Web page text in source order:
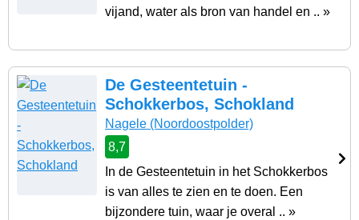
vijand, water als bron van handel en .. »
De Gesteentetuin -
Schokkerbos, Schokland
Nagele (Noordoostpolder)
8,7
In de Gesteentetuin in het Schokkerbos
is van alles te zien en te doen. Een
bijzondere tuin, waar je overal .. »